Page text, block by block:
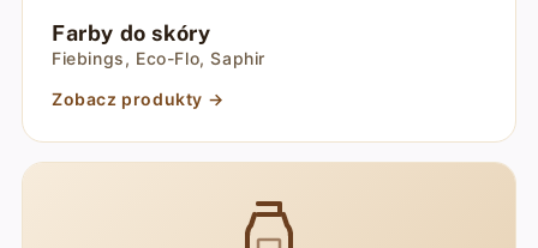
Farby do skóry
Fiebings, Eco-Flo, Saphir
Zobacz produkty →